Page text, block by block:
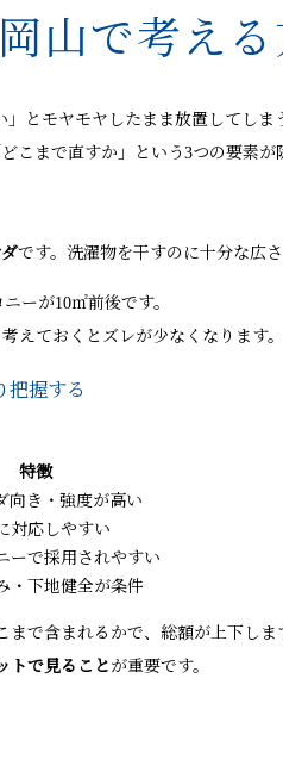
山で考え
とモヤモヤしたまま放置してし
こまで直すか」という3つの要素が
です。洗濯物を干すのに十分な広さ
ーが10㎡前後です。
えておくとズレが少なくなります。
把握する
特徴
向き・強度が高い
対応しやすい
ーで採用されやすい
・下地健全が条件
で含まれるかで、総額が上下しま
トで見ること が重要です。